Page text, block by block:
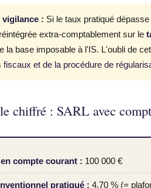
vigilance : Si le taux pratiqué
extra-comptablement sur le
la base imposable à l'IS. L'oubli de
fiscaux et de la procédure de
chiffré : SARL avec
compte courant : 100 000 €
pratiqué : 4,70 % (=